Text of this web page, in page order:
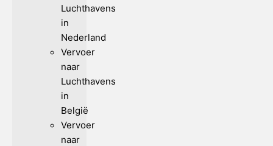
Luchthavens
in
Nederland
Vervoer
naar
Luchthavens
in
België
Vervoer
naar